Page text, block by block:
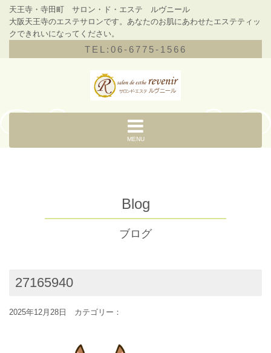
天王寺・寺田町 サロン・ド・エステ ルヴニール
大阪天王寺のエステサロンです。あなたのお肌にあわせたエステティッ
クできれいになってください。
TEL:06-6775-1566
MENU
Blog
ブログ
27165940
2025年12月28日 カテゴリー：